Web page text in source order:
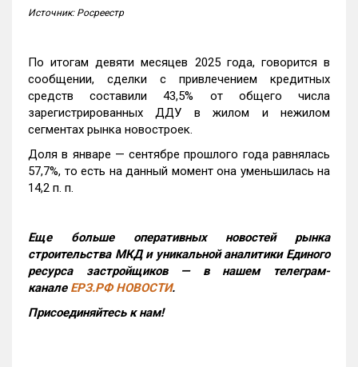
Источник: Росреестр
По итогам девяти месяцев 2025 года, говорится в
сообщении, сделки с привлечением кредитных
средств составили 43,5% от общего числа
зарегистрированных ДДУ в жилом и нежилом
сегментах рынка новостроек.
Доля в январе — сентябре прошлого года равнялась
57,7%, то есть на данный момент она уменьшилась на
14,2 п. п.
Еще больше оперативных новостей рынка
строительства МКД и уникальной аналитики Единого
ресурса застройщиков — в нашем телеграм-
канале ЕРЗ.РФ НОВОСТИ.
Присоединяйтесь к нам!